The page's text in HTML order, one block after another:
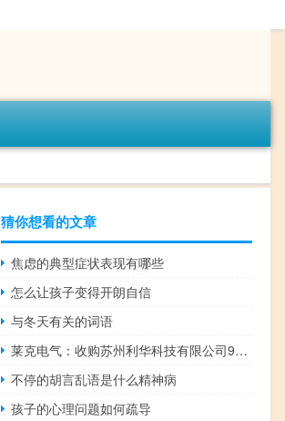
猜你想看的文章
焦虑的典型症状表现有哪些
怎么让孩子变得开朗自信
与冬天有关的词语
莱克电气：收购苏州利华科技有限公司96.5455%股权
不停的胡言乱语是什么精神病
孩子的心理问题如何疏导